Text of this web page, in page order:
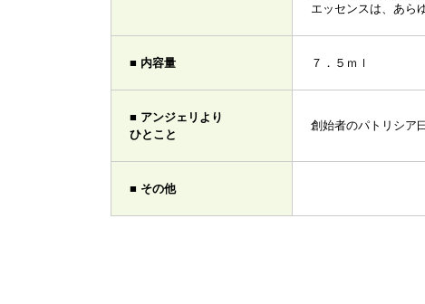
エッセンスは、あら
■ 内容量 ７．５ｍｌ
■ アンジェリより
ひとこと
創始者のパトリシア
■ その他